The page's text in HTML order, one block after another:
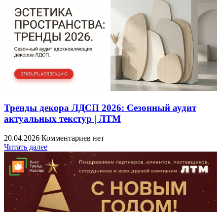
Тренды декора ЛДСП 2026: Сезонный аудит
актуальных текстур | ЛТМ
20.04.2026 Комментариев нет
Читать далее